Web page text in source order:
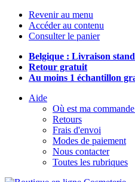
Revenir au menu
Accéder au contenu
Consulter le panier
Belgique : Livraison
Retour gratuit
Au moins 1 échantillon
Aide
Où est ma
Retours
Frais d'envoi
Modes de paiement
Nous contacter
Toutes les rubriques